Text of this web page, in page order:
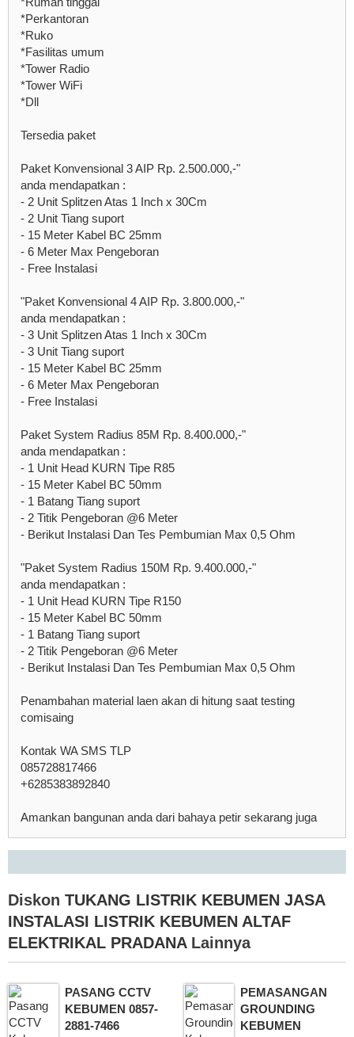
*Perkantoran
*Ruko
*Fasilitas umum
*Tower Radio
*Tower WiFi
*Dll
Tersedia paket
Paket Konvensional 3 AIP Rp. 2.500.000,-"
anda mendapatkan :
- 2 Unit Splitzen Atas 1 Inch x 30Cm
- 2 Unit Tiang suport
- 15 Meter Kabel BC 25mm
- 6 Meter Max Pengeboran
- Free Instalasi
"Paket Konvensional 4 AIP Rp. 3.800.000,-"
anda mendapatkan :
- 3 Unit Splitzen Atas 1 Inch x 30Cm
- 3 Unit Tiang suport
- 15 Meter Kabel BC 25mm
- 6 Meter Max Pengeboran
- Free Instalasi
Paket System Radius 85M Rp. 8.400.000,-"
anda mendapatkan :
- 1 Unit Head KURN Tipe R85
- 15 Meter Kabel BC 50mm
- 1 Batang Tiang suport
- 2 Titik Pengeboran @6 Meter
- Berikut Instalasi Dan Tes Pembumian Max 0,5 Ohm
"Paket System Radius 150M Rp. 9.400.000,-"
anda mendapatkan :
- 1 Unit Head KURN Tipe R150
- 15 Meter Kabel BC 50mm
- 1 Batang Tiang suport
- 2 Titik Pengeboran @6 Meter
- Berikut Instalasi Dan Tes Pembumian Max 0,5 Ohm
Penambahan material laen akan di hitung saat testing
comisaing
Kontak WA SMS TLP
085728817466
+6285383892840
Amankan bangunan anda dari bahaya petir sekarang juga
Diskon TUKANG LISTRIK KEBUMEN JASA
INSTALASI LISTRIK KEBUMEN ALTAF
ELEKTRIKAL PRADANALainnya
PASANG CCTV
KEBUMEN 0857-
2881-7466
PEMASANGAN
GROUNDING
KEBUMEN